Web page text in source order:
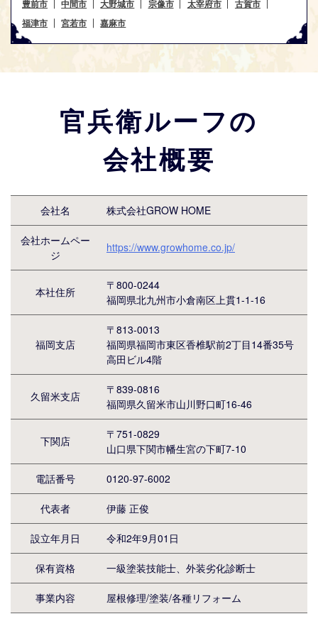
豊前市
中間市 大野城市 宗像市 太宰府市
古賀市
福津市
宮若市 嘉麻市
官兵衛ルーフの
会社概要
会社名 株式会社GROW HOME
会社ホームペー
ジ
https://www.growhome.co.jp/
本社住所
〒800-0244
福岡県北九州市小倉南区上貫1-1-16
福岡支店
〒813-0013
福岡県福岡市東区香椎駅前2丁目14番35号
高田ビル4階
久留米支店
〒839-0816
福岡県久留米市山川野口町16-46
下関店
〒751-0829
山口県下関市幡生宮の下町7-10
電話番号 0120-97-6002
代表者 伊藤 正俊
設立年月日 令和2年9月01日
保有資格 一級塗装技能士、外装劣化診断士
事業内容 屋根修理/塗装/各種リフォーム